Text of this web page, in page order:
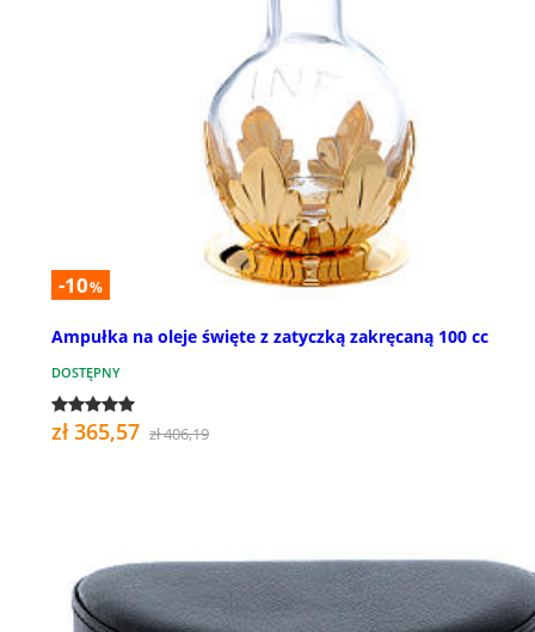
-10%
Ampułka na oleje święte z zatyczką zakręcaną 100 cc
DOSTĘPNY
zł 365,57 zł 406,19